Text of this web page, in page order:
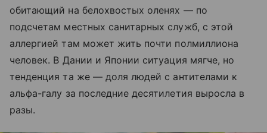
обитающий на белохвостых оленях — по
подсчетам местных санитарных служб, с этой
аллергией там может жить почти полмиллиона
человек. В Дании и Японии ситуация мягче, но
тенденция та же — доля людей с антителами к
альфа-галу за последние десятилетия выросла в
разы.